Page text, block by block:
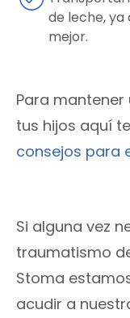
de leche, ya
mejor.
Para
tus hijos aquí
consejos para
Si alguna vez
traumatismo
Stoma
acudir a